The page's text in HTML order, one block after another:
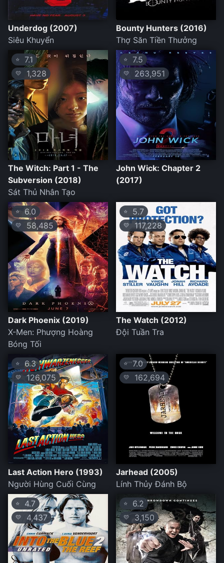
Underdog (2007)
Siêu Khuyển
Bounty Hunters (2016)
Thợ Săn Tiền Thưởng
⭐ 7.1
💛 1,328
The Witch: Part 1 - The
Subversion (2018)
Sát Thủ Nhân Tạo
⭐ 7.5
💛 263,951
John Wick: Chapter 2
(2017)
⭐ 6.0
💛 58,485
Dark Phoenix (2019)
X-Men: Phượng Hoàng
Bóng Tối
⭐ 5.7
💛 117,228
The Watch (2012)
Đội Tuần Tra
⭐ 6.3
💛 126,075
Last Action Hero (1993)
Người Hùng Cuối Cùng
⭐7.0
💛 162,694
Jarhead (2005)
Lính Thủy Đánh Bộ
⭐ 4.7
💛 4,437
⭐ 6.2
💛3,150